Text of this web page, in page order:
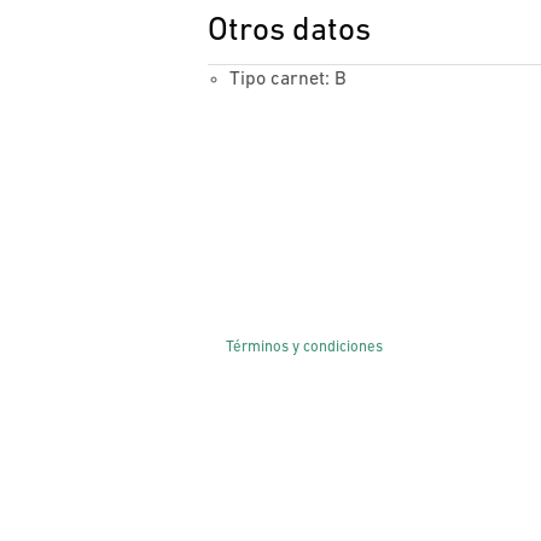
Otros datos
Tipo carnet: B
Términos y condiciones